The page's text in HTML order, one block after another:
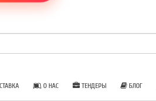
О НАС ТЕНДЕРЫ БЛОГ